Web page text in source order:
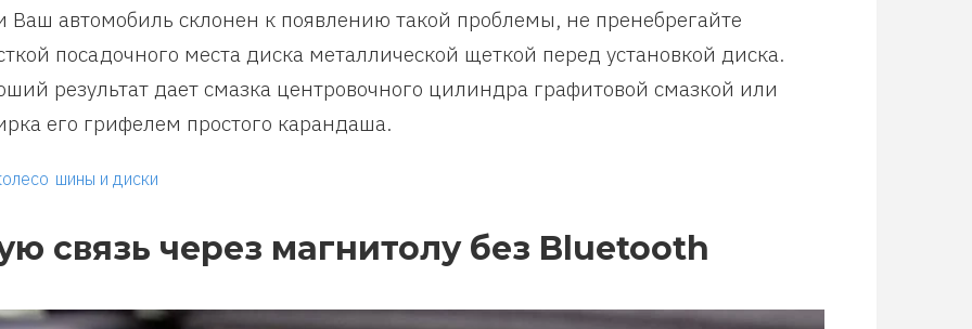
Ваш автомобиль склонен к появлению такой проблемы, не пренебрегайте
посадочного места диска металлической щеткой перед установкой диска.
результат дает смазка центровочного цилиндра графитовой смазкой или
его грифелем простого карандаша.
шины и диски
связь через магнитолу без Bluetooth